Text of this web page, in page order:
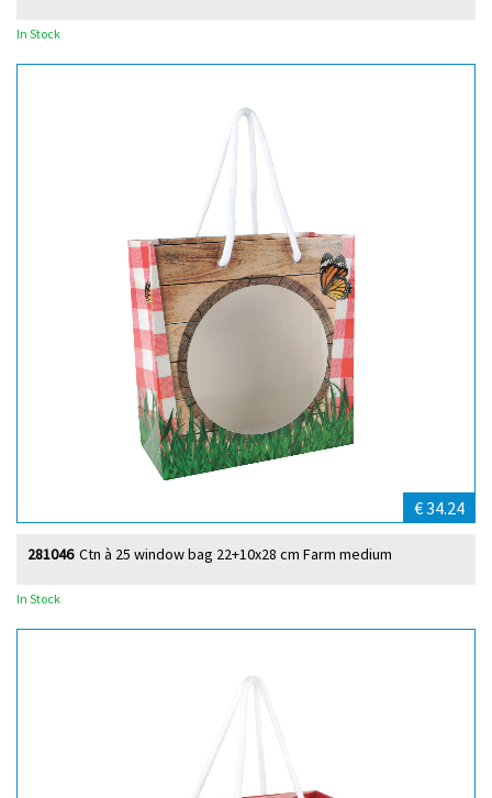
In Stock
€ 34.24
Ctn à 25 window bag 22+10x28 cm Farm medium
281046
In Stock